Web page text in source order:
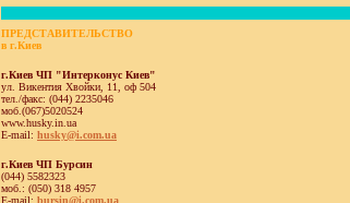
ПРЕДСТАВИТЕЛЬСТВО
в г.Киев
г.Киев ЧП "Интерконус Киев"
ул. Викентия Хвойки, 11, оф 504
тел./факс: (044) 2235046
моб.(067)5020524
www.husky.in.ua
E-mail: husky@i.com.ua
г.Киев ЧП Бурсин
(044) 5582323
моб.: (050) 318 4957
E-mail: bursin@i.com.ua